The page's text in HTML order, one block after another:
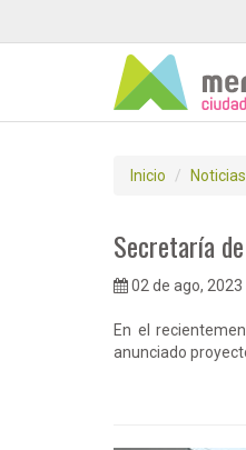
Inicio Noticias
Secretaría
02 de ago, 2023
En el
anunciado